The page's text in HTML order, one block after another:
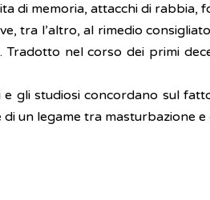
di memoria, attacchi di rabbia,
tra l’altro, al rimedio
nel corso dei primi
gli studiosi concordano sul
un legame tra masturbazione e